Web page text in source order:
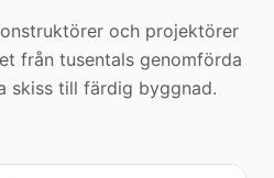
och projektörer
från tusentals genomförda
skiss till färdig byggnad.